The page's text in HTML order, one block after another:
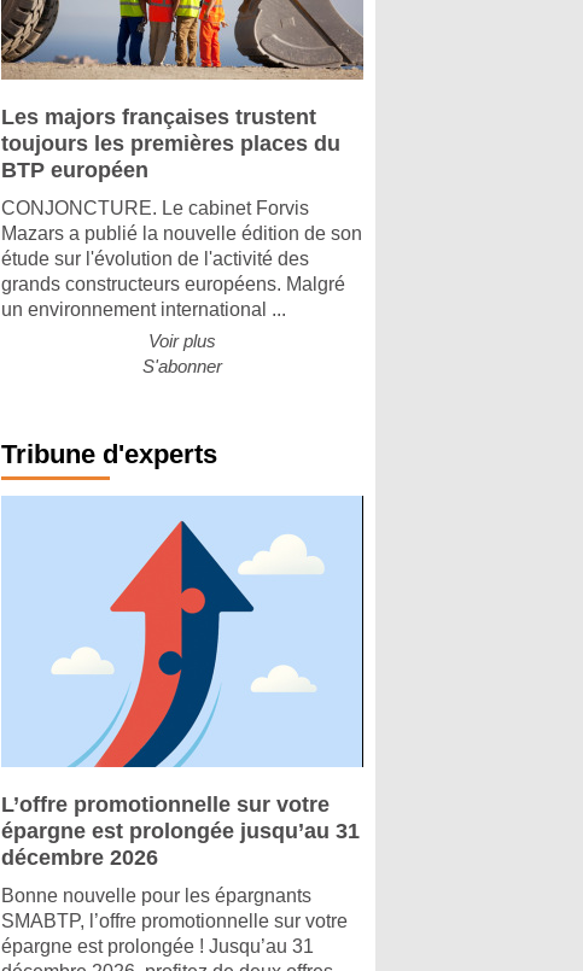
Les majors françaises trustent
toujours les premières places du
BTP européen
CONJONCTURE. Le cabinet Forvis
Mazars a publié la nouvelle édition de son
étude sur l'évolution de l'activité des
grands constructeurs européens. Malgré
un environnement international ...
Voir plus
S'abonner
Tribune d'experts
L’offre promotionnelle sur votre
épargne est prolongée jusqu’au 31
décembre 2026
Bonne nouvelle pour les épargnants
SMABTP, l’offre promotionnelle sur votre
épargne est prolongée ! Jusqu’au 31